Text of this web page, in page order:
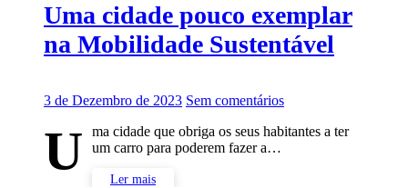
Uma cidade pouco exemplar
na Mobilidade Sustentável
3 de Dezembro de 2023 Sem comentários
U
ma cidade que obriga os seus habitantes a ter
um carro para poderem fazer a…
Ler mais